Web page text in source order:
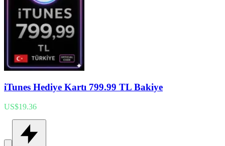
iTunes Hediye Kartı 799.99 TL Bakiye
US$19.36